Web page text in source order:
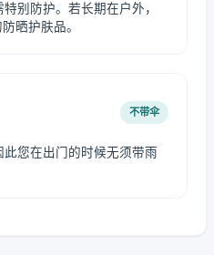
别防护。若长期在户外，
晒护肤品。
不带伞
您在出门的时候无须带雨